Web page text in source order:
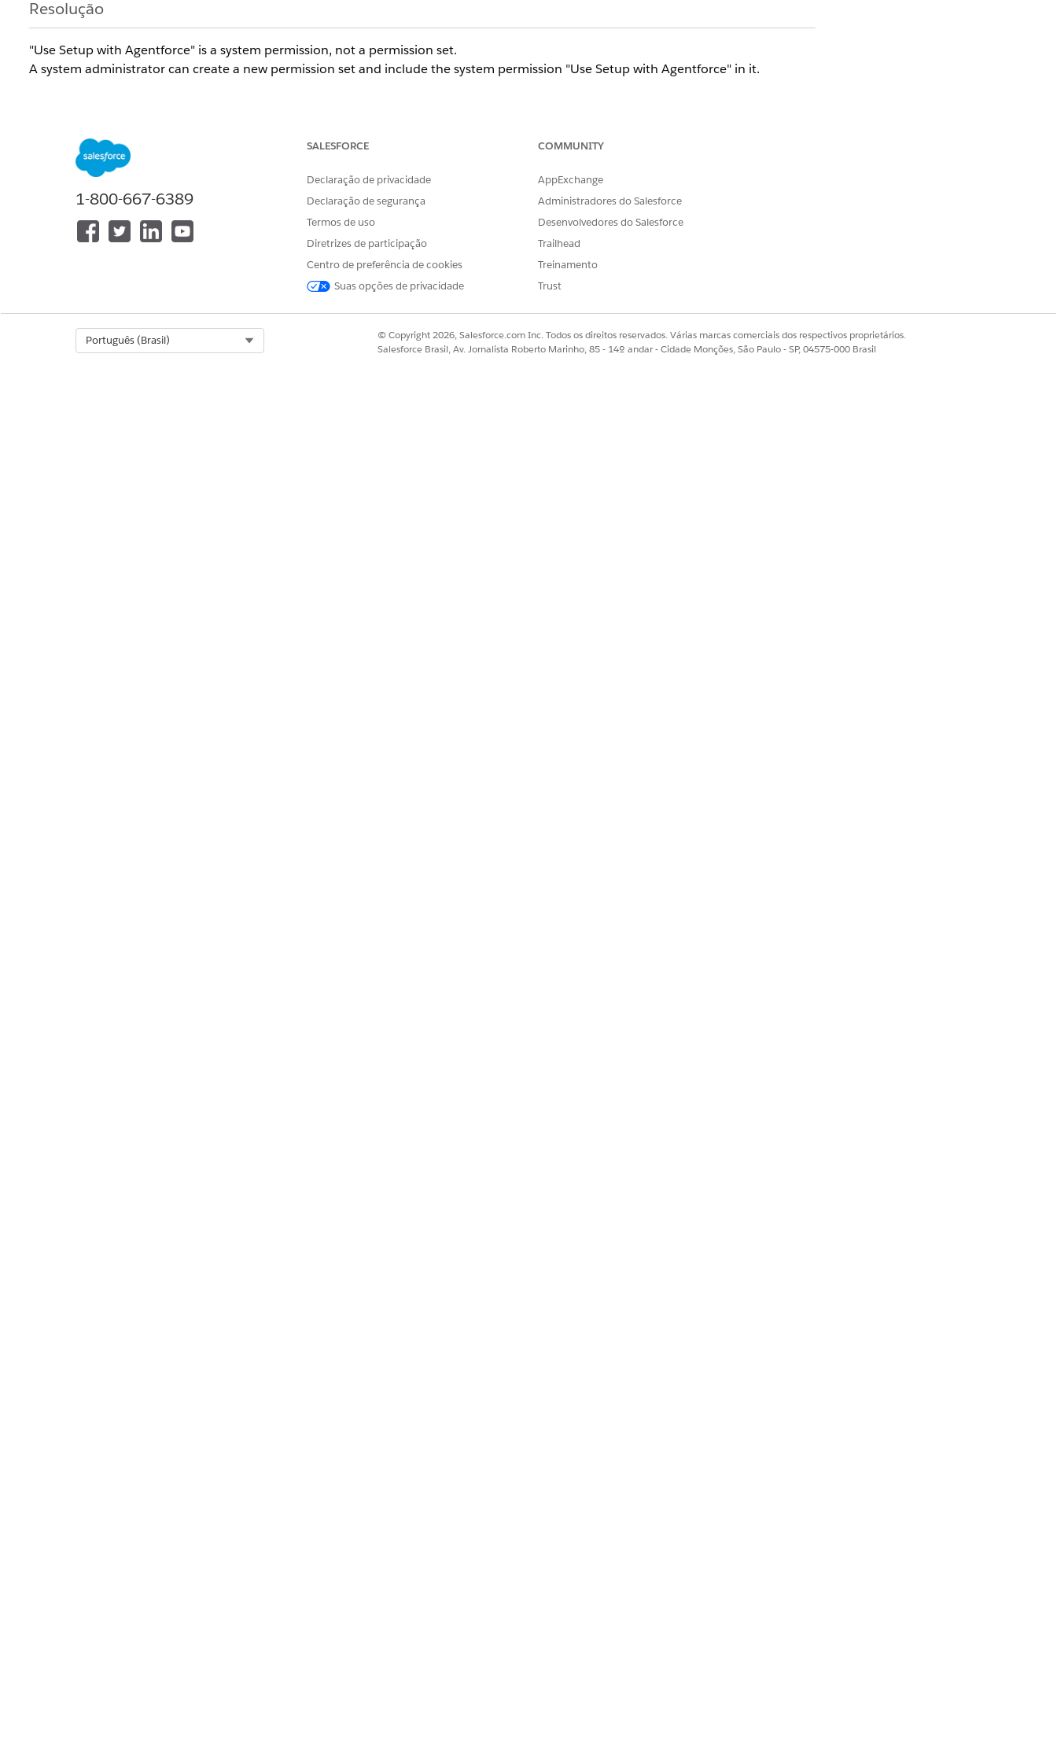
Resolução
"Use Setup with Agentforce" is a system permission, not a permission set.
A system administrator can create a new permission set and include the system permission "Use Setup with Agentforce" in it.
Assign Required Permissions and Access for Setup with Agentforce (Beta)
Número do artigo do Knowledge
005318702
1-800-667-6389
SALESFORCE
Declaração de privacidade
Declaração de segurança
Termos de uso
Diretrizes de participação
Centro de preferência de cookies
Suas opções de privacidade
COMMUNITY
AppExchange
Administradores do Salesforce
Desenvolvedores do Salesforce
Trailhead
Treinamento
Trust
Português (Brasil)
© Copyright 2026, Salesforce.com Inc. Todos os direitos reservados. Várias marcas comerciais dos respectivos proprietários.
Salesforce Brasil, Av. Jornalista Roberto Marinho, 85 - 14º andar - Cidade Monções, São Paulo - SP, 04575-000 Brasil